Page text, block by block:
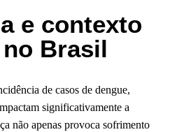
e contexto
Brasil
de casos de dengue,
significativamente a
não apenas provoca sofrimento